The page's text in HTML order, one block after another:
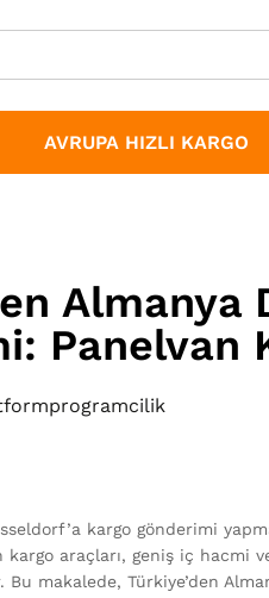
AVRUPA HIZLI KARGO
Almanya
Panelvan
kargo gönderimi
araçları, geniş iç hacmi
Bu makalede, Türkiye’den